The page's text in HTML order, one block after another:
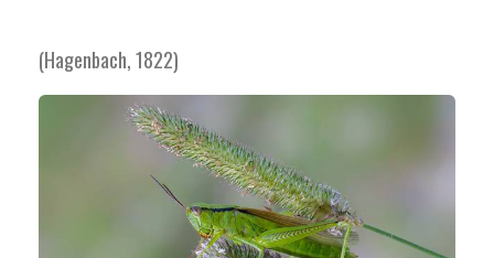
(Hagenbach, 1822)